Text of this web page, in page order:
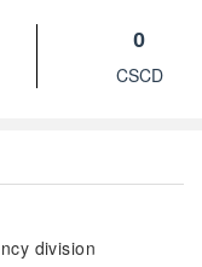
0
CSCD
division